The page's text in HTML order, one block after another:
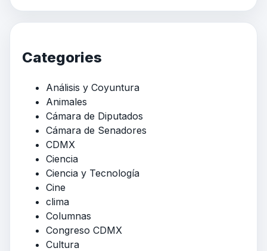
Categories
Análisis y Coyuntura
Animales
Cámara de Diputados
Cámara de Senadores
CDMX
Ciencia
Ciencia y Tecnología
Cine
clima
Columnas
Congreso CDMX
Cultura